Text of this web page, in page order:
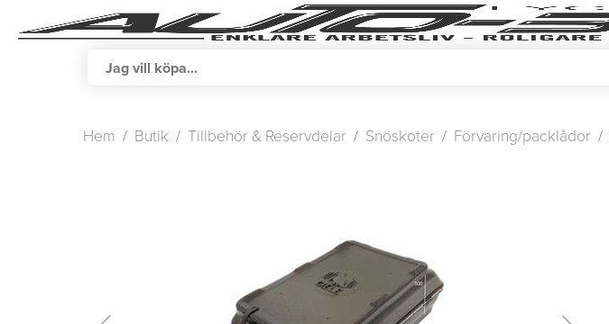
Hem Butik Tillbehör & Reservdelar Snöskoter Förvaring/packlådor